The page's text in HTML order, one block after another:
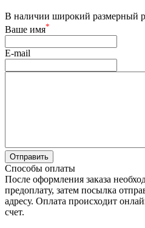
В наличии широкий размерный
Ваше имя*
E-mail
Способы оплаты
После оформления заказа
предоплату, затем посылка
адресу. Оплата происходит
счет.